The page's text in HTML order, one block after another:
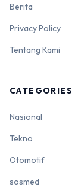
Berita
Privacy Policy
Tentang Kami
CATEGORIES
Nasional
Tekno
Otomotif
sosmed